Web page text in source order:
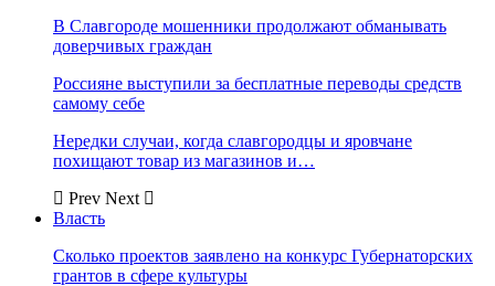
В Славгороде мошенники продолжают обманывать
доверчивых граждан
Россияне выступили за бесплатные переводы средств
самому себе
Нередки случаи, когда славгородцы и яровчане
похищают товар из магазинов и…
Prev Next
Власть
Сколько проектов заявлено на конкурс Губернаторских
грантов в сфере культуры